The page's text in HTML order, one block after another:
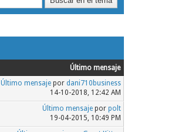
Último mensaje
Último mensajepor dani710business
14-10-2018, 12:42 AM
Último mensajepor polt
19-04-2015, 10:49 PM